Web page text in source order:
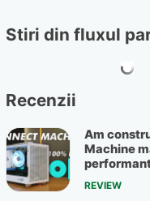
Stiri din fluxul
Recenzii
Am
Machine
OLX
REVIEW